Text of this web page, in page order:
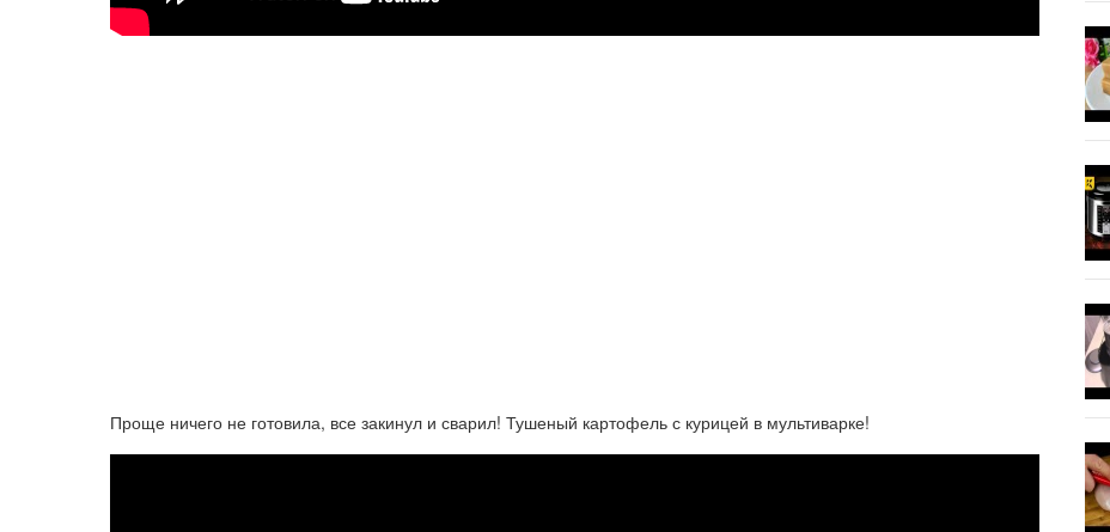
Проще ничего не готовила, все закинул и сварил! Тушеный картофель с курицей в мультиварке!